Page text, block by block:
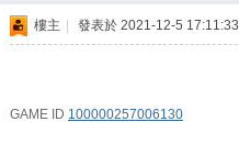
樓主 發表於 2021-12-5 17:11:33
GAME ID 100000257006130